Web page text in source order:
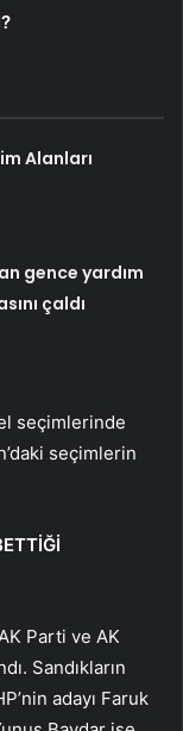
Alanları
gence yardım
çaldı
seçimlerinde
seçimlerin
Parti ve AK
Sandıkların
adayı Faruk